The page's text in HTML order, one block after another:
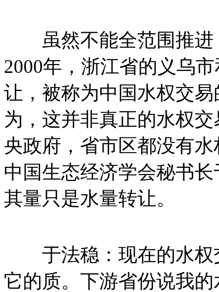
虽然不能全范围推进
2000年，浙江省的义乌
让，被称为中国水权交
为，这并非真正的水权
央政府，省市区都没有
中国生态经济学会秘书
其量只是水量转让。
于法稳：现在的水权
它的质。下游省份说我